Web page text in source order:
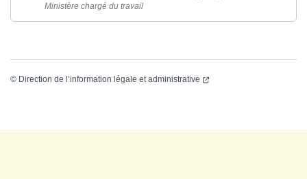
Ministère chargé du travail
© Direction de l’information légale et administrative